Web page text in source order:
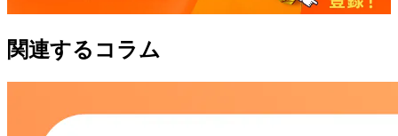
関連するコラム